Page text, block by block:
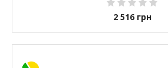
2 516 грн